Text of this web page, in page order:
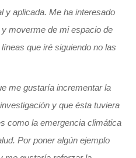
y aplicada. Me ha interesado
moverme de mi espacio de
que iré siguiendo no las
me gustaría incrementar la
y que ésta tuviera
como la emergencia climática
Por poner algún ejemplo